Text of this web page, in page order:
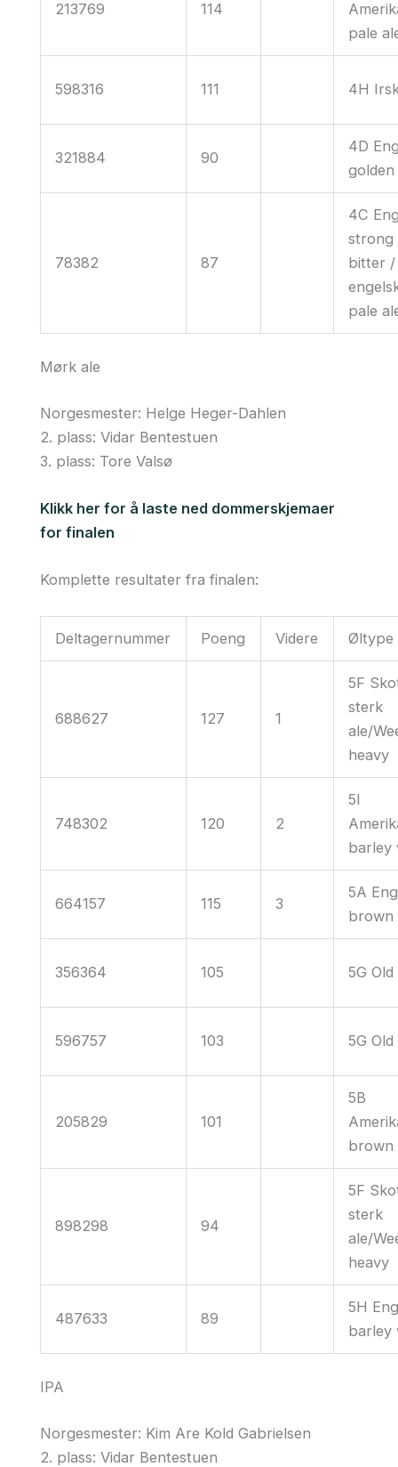
213769 114
pale
598316 111 4H
321884 90
4D
golden
78382 87
4C
strong
bitter /
pale
Mørk ale
Norgesmester: Helge Heger-Dahlen
2. plass: Vidar Bentestuen
3. plass: Tore Valsø
Klikk her for å laste ned dommerskjemaer
for finalen
Komplette resultater fra finalen:
Deltagernummer Poeng Videre Øltype
688627 127 1
5F
sterk
ale/
heavy
748302 120 2
5I
barley
664157 115 3
5A
brown
356364 105 5G Old
596757 103 5G Old
205829 101
5B
brown
898298 94
5F
sterk
ale/
heavy
487633 89
5H
barley
IPA
Norgesmester: Kim Are Kold Gabrielsen
2. plass: Vidar Bentestuen